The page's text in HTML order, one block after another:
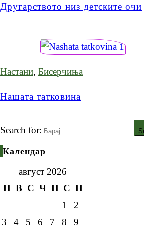
Другарството низ детските очи
Настани, Бисерчиња
Нашата татковина
Search for:
Календар
август 2026
П В С Ч П С Н
1
2
3
4 5 6 7 8
9